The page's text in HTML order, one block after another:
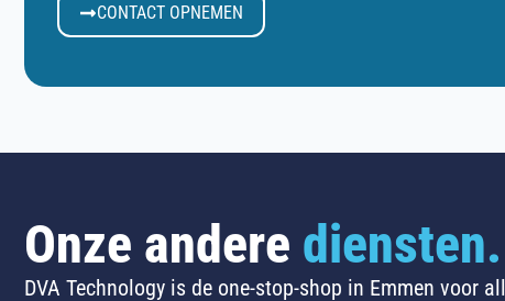
CONTACT OPNEMEN
Onze andere diensten.
DVA Technology is de one-stop-shop in Emmen voor